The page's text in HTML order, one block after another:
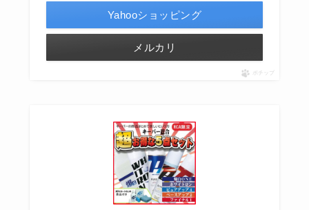
Yahooショッピング
メルカリ
ポチップ